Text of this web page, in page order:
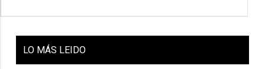
LO MÁS LEIDO